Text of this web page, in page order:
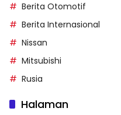
Berita Otomotif
Berita Internasional
Nissan
Mitsubishi
Rusia
Halaman